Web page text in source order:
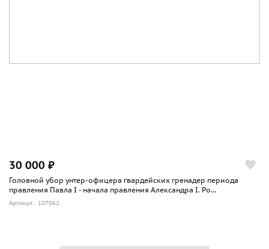
30 000 ₽
Головной убор унтер-офицера гвардейских гренадер периода
правления Павла I - начала правления Александра I. Ро...
Артикул: 107062